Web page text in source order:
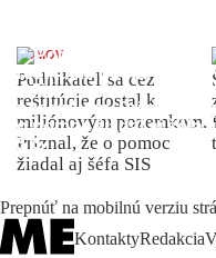
DOMOV
Podnikateľ sa cez
reštitúcie dostal k
miliónovým pozemkom.
Priznal, že o pomoc
žiadal aj šéfa SIS
Prepnúť na mobilnú verziu
KontaktyRedakcia